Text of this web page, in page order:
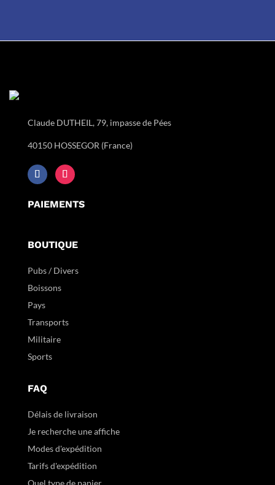
Claude DUTHEIL, 79, impasse de Pées
40150 HOSSEGOR (France)
PAIEMENTS
BOUTIQUE
Pubs / Divers
Boissons
Pays
Transports
Militaire
Sports
FAQ
Délais de livraison
Je recherche une affiche
Modes d'expédition
Tarifs d'expédition
Quel type de papier